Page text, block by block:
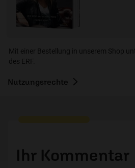
Mit einer Bestellung in unserem Shop
des ERF.
Nutzungsrechte
Ihr Kommentar